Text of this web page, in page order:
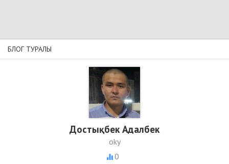
БЛОГ ТУРАЛЫ
Достықбек Адалбек
oky
0